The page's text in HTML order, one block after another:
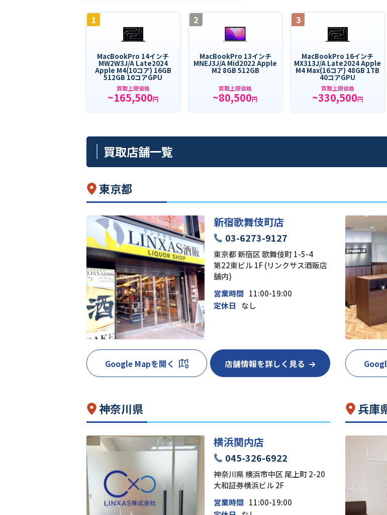
1
MacBookPro 14インチ
MW2W3J/A Late2024
Apple M4(10コア) 16GB
512GB 10コアGPU
買取上限価格
~165,500円
2
MacBookPro 13インチ
MNEJ3J/A Mid2022 Apple
M2 8GB 512GB
買取上限価格
~80,500円
3
MacBookPro 16インチ
MX313J/A Late2024 Apple
M4 Max(16コア) 48GB 1TB
40コアGPU
買取上限価格
~330,500円
買取店舗一覧
東京都
新宿歌舞伎町店
03-6273-9127
東京都 新宿区 歌舞伎町 1-5-4
第22東ビル 1F (リンクサス酒販店
舗内)
営業時間 11:00-19:00
定休日
なし
Google Mapを開く 店舗情報を詳しく見る
神奈川県
横浜関内店
045-326-6922
神奈川県 横浜市中区 尾上町 2-20
大和証券横浜ビル 2F
営業時間 11:00-19:00
兵庫